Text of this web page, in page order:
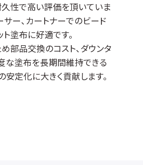
性で高い評価を頂いていま
サー、カートナーでのビード
塗布に好適です。
部品交換のコスト、ダウンタ
な塗布を長期間維持できる
安定化に大きく貢献します。